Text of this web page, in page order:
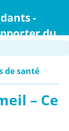
-
du
de santé
– Ce